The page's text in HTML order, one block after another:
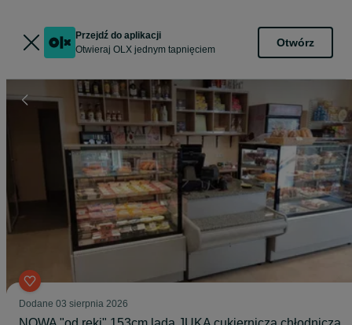
Przejdź do aplikacji
Otwieraj OLX jednym tapnięciem
Otwórz
Dodane 03 sierpnia 2026